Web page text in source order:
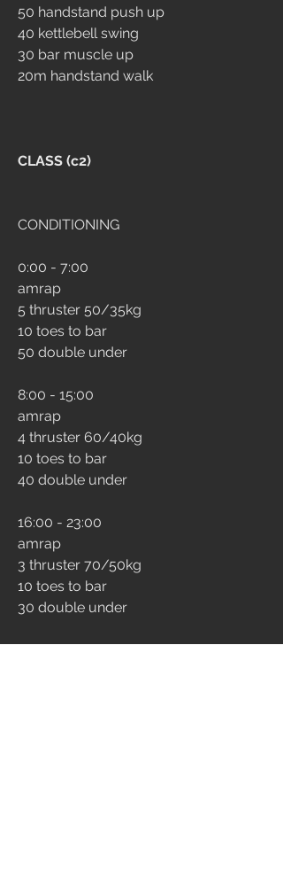
50 handstand push up
40 kettlebell swing
30 bar muscle up
20m handstand walk
CLASS (c2)
CONDITIONING
0:00 - 7:00
amrap
5 thruster 50/35kg
10 toes to bar
50 double under
8:00 - 15:00
amrap
4 thruster 60/40kg
10 toes to bar
40 double under
16:00 - 23:00
amrap
3 thruster 70/50kg
10 toes to bar
30 double under